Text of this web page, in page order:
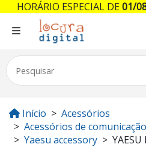
Início
Acessórios
Acessórios de
Yaesu accessory
YAESU
HORÁRIO ESPECIAL DE01/